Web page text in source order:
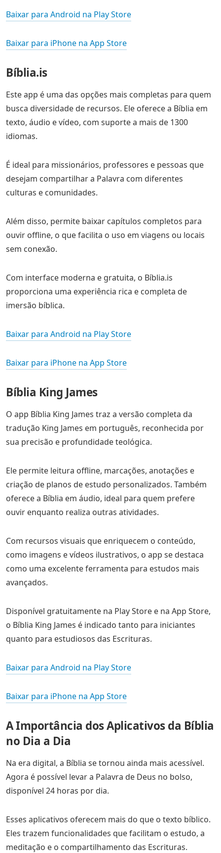
Baixar para Android na Play Store
Baixar para iPhone na App Store
Bíblia.is
Este app é uma das opções mais completas para quem
busca diversidade de recursos. Ele oferece a Bíblia em
texto, áudio e vídeo, com suporte a mais de 1300
idiomas.
É ideal para missionários, professores e pessoas que
desejam compartilhar a Palavra com diferentes
culturas e comunidades.
Além disso, permite baixar capítulos completos para
ouvir offline, o que facilita o uso em viagens ou locais
sem conexão.
Com interface moderna e gratuita, o Bíblia.is
proporciona uma experiência rica e completa de
imersão bíblica.
Baixar para Android na Play Store
Baixar para iPhone na App Store
Bíblia King James
O app Bíblia King James traz a versão completa da
tradução King James em português, reconhecida por
sua precisão e profundidade teológica.
Ele permite leitura offline, marcações, anotações e
criação de planos de estudo personalizados. Também
oferece a Bíblia em áudio, ideal para quem prefere
ouvir enquanto realiza outras atividades.
Com recursos visuais que enriquecem o conteúdo,
como imagens e vídeos ilustrativos, o app se destaca
como uma excelente ferramenta para estudos mais
avançados.
Disponível gratuitamente na Play Store e na App Store,
o Bíblia King James é indicado tanto para iniciantes
quanto para estudiosos das Escrituras.
Baixar para Android na Play Store
Baixar para iPhone na App Store
A Importância dos Aplicativos da Bíblia
no Dia a Dia
Na era digital, a Bíblia se tornou ainda mais acessível.
Agora é possível levar a Palavra de Deus no bolso,
disponível 24 horas por dia.
Esses aplicativos oferecem mais do que o texto bíblico.
Eles trazem funcionalidades que facilitam o estudo, a
meditação e o compartilhamento das Escrituras.